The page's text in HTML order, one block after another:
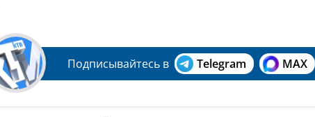
Подписывайтесь в Telegram MAX